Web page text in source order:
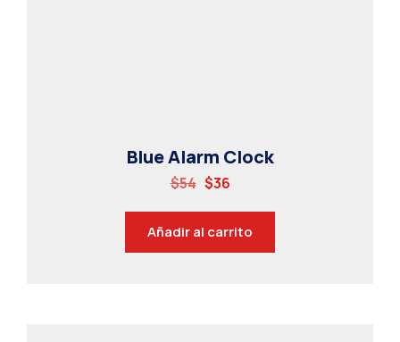
Blue Alarm Clock
$54 $36
Añadir al carrito